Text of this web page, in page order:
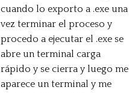
cuando lo exporto a .exe una
vez terminar el proceso y
procedo a ejecutar el .exe se
abre un terminal carga
rápido y se cierra y luego me
aparece un terminal y me